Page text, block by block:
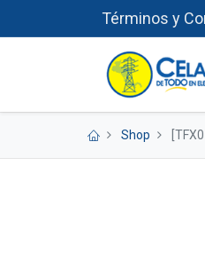
Términos y
Shop